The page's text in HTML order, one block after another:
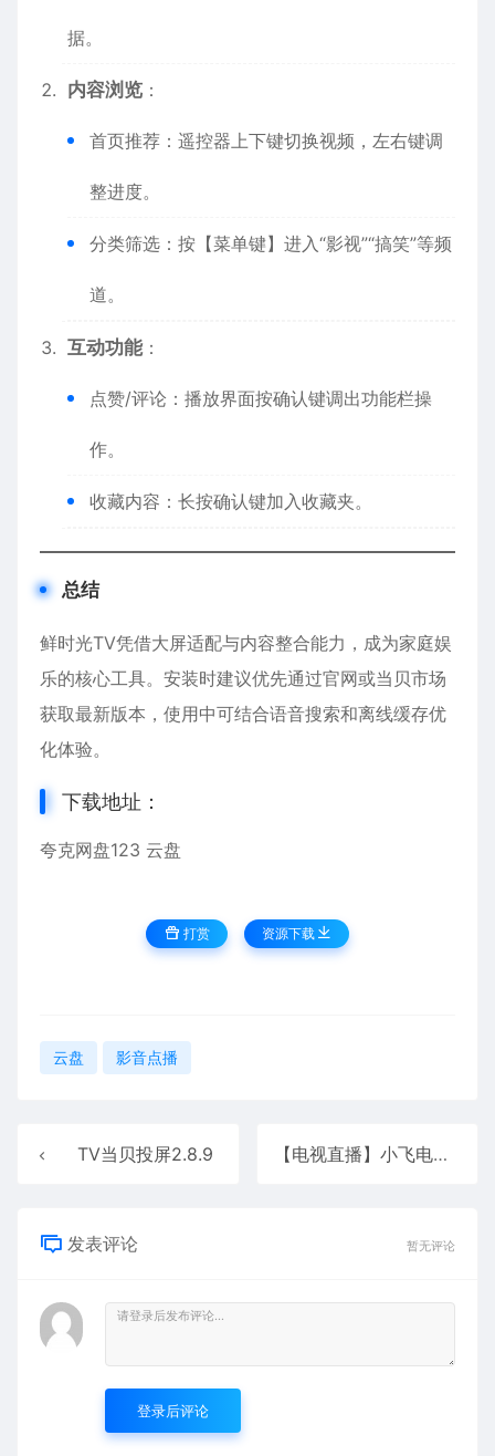
据。
内容浏览 ：
首页推荐：遥控器上下键切换视频，左右键调
整进度。
分类筛选：按【菜单键】进入“影视”“搞笑”等频
道。
互动功能：
点赞/评论：播放界面按确认键调出功能栏操
作。
收藏内容：长按确认键加入收藏夹。
总结
鲜时光TV凭借大屏适配与内容整合能力，成为家庭娱
乐的核心工具。安装时建议优先通过官网或当贝市场
获取最新版本，使用中可结合语音搜索和离线缓存优
化体验。
下载地址：
夸克网盘123 云盘
打赏 资源下载
云盘 影音点播
TV当贝投屏2.8.9 【电视直播】小飞电视 2.7
发表评论 暂无评论
登录后评论